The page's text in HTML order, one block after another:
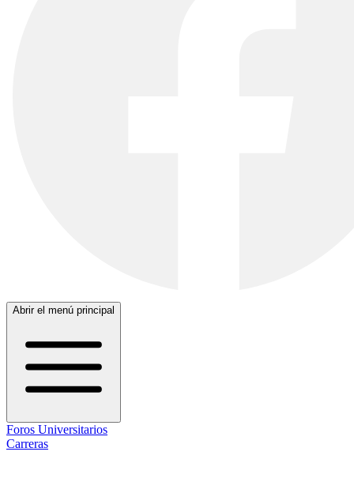
Abrir el menú principal
Foros Universitarios
Carreras